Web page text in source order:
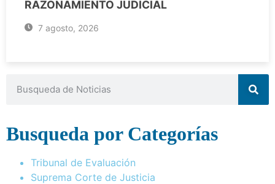
RAZONAMIENTO JUDICIAL
7 agosto, 2026
Busqueda por Categorías
Tribunal de Evaluación
Suprema Corte de Justicia